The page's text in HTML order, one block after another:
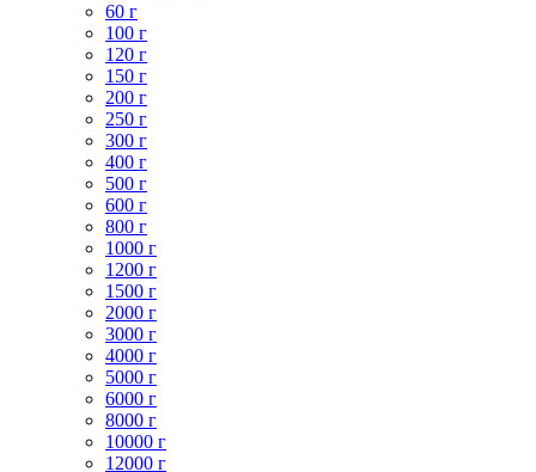
60 г
100 г
120 г
150 г
200 г
250 г
300 г
400 г
500 г
600 г
800 г
1000 г
1200 г
1500 г
2000 г
3000 г
4000 г
5000 г
6000 г
8000 г
10000 г
12000 г